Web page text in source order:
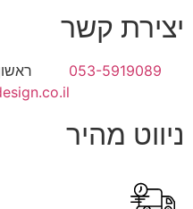
ניווט מהיר
יצירת קשר
053-5919089 ראשון